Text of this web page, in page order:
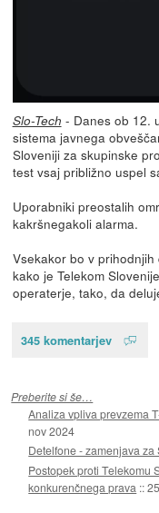
Slo-Tech - Danes ob 12.
sistema javnega
Sloveniji za skupinske
test vsaj približno uspel
Uporabniki preostalih
kakršnegakoli alarma.
Vsekakor bo v
kako je Telekom
operaterje, tako, da
345 komentarjev
Preberite si še…
Analiza vpliva prevzema
nov 2024
Detelfone - zamenjava za
Postopek proti Telekomu
konkurenčnega prava ::